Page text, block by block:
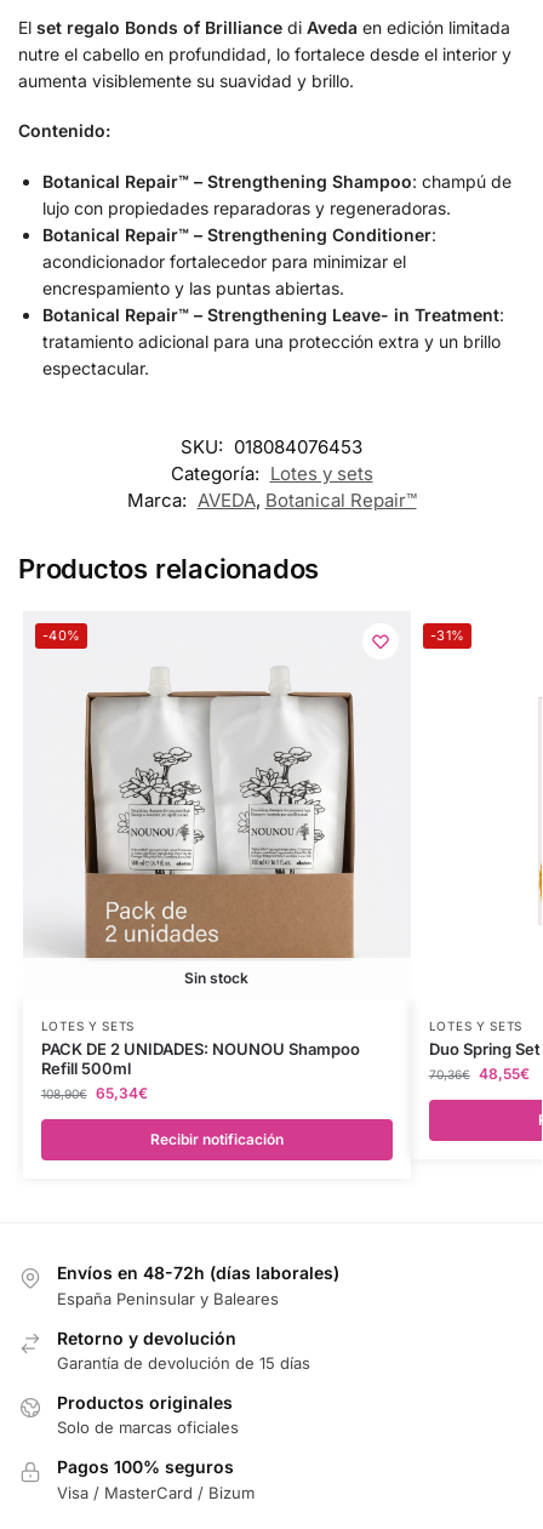
El set regalo Bonds of Brilliance di Aveda en edición limitada
nutre el cabello en profundidad, lo fortalece desde el interior y
aumenta visiblemente su suavidad y brillo.
Contenido:
Botanical Repair™ – Strengthening Shampoo: champú de
lujo con propiedades reparadoras y regeneradoras.
Botanical Repair™ – Strengthening Conditioner:
acondicionador fortalecedor para minimizar el
encrespamiento y las puntas abiertas.
Botanical Repair™ – Strengthening Leave- in Treatment:
tratamiento adicional para una protección extra y un brillo
espectacular.
SKU: 018084076453
Categoría: Lotes y sets
Marca: AVEDA, Botanical Repair™
Productos relacionados
-40%
Sin stock
LOTES Y SETS
PACK DE 2 UNIDADES: NOUNOU Shampoo
Refill 500ml
108,90€ 65,34€
Recibir notificación
-31%
LOTES Y SETS
Duo Spring
70,36€ 48,55€
Envíos en 48-72h (días laborales)
España Peninsular y Baleares
Retorno y devolución
Garantía de devolución de 15 días
Productos originales
Solo de marcas oficiales
Pagos 100% seguros
Visa / MasterCard / Bizum